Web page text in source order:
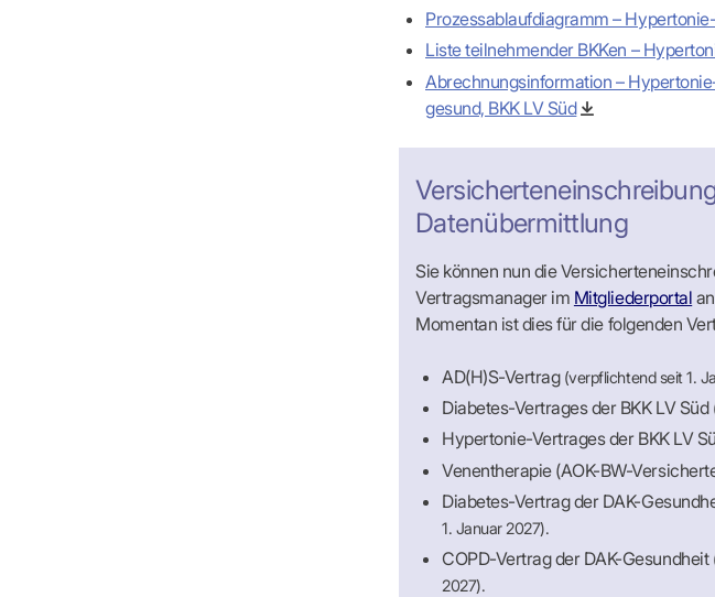
Prozessablaufdiagramm –
Liste teilnehmender BKKen –
Abrechnungsinformation –
gesund, BKK LV Süd
Datenübermittlung
Sie können nun die
Vertragsmanager im Mitgliederportal
Momentan ist dies für die folgenden
AD(H)S-Vertrag(verpflichtend seit 1.
Diabetes-Vertrages der BKK LV Süd
Hypertonie-Vertrages der BKK LV
Venentherapie (AOK-BW-
Diabetes-Vertrag der DAK-
1. Januar 2027).
COPD-Vertrag der DAK-Gesundheit
2027).